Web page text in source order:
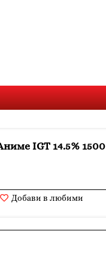
IGT 14.5%
Добави в любими